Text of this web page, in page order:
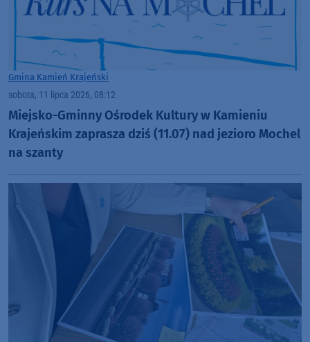
Gmina Kamień Krajeński
sobota, 11 lipca 2026, 08:12
Miejsko-Gminny Ośrodek Kultury w Kamieniu
Krajeńskim zaprasza dziś (11.07) nad jezioro Mochel
na szanty